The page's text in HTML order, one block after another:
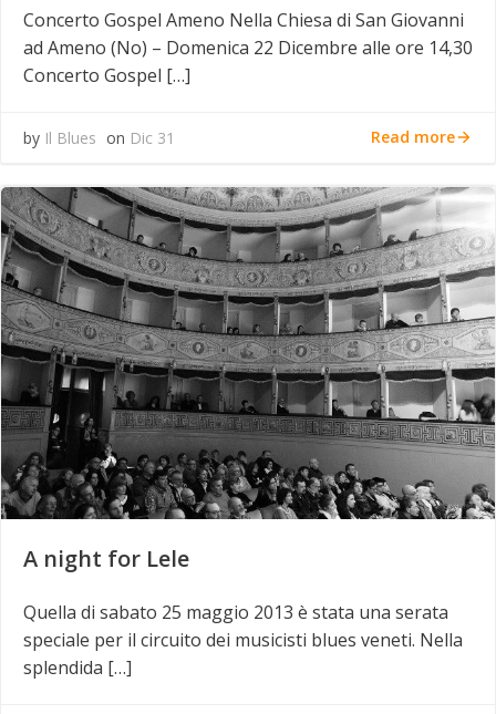
Concerto Gospel Ameno Nella Chiesa di San Giovanni
ad Ameno (No) – Domenica 22 Dicembre alle ore 14,30
Concerto Gospel […]
by Il Blues on Dic 31 Read more
A night for Lele
Quella di sabato 25 maggio 2013 è stata una serata
speciale per il circuito dei musicisti blues veneti. Nella
splendida […]